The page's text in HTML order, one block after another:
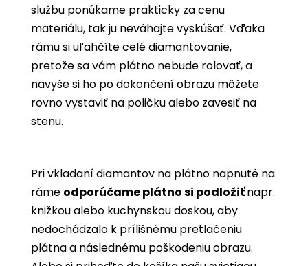
službu ponúkame prakticky za cenu
materiálu, tak ju neváhajte vyskúšať. Vďaka
rámu si uľahčíte celé diamantovanie,
pretože sa vám plátno nebude rolovať, a
navyše si ho po dokončení obrazu môžete
rovno vystaviť na poličku alebo zavesiť na
stenu.
Pri vkladaní diamantov na plátno napnuté na
ráme odporúčame plátno si podložiťnapr.
knižkou alebo kuchynskou doskou, aby
nedochádzalo k prílišnému pretlačeniu
plátna a následnému poškodeniu obrazu.